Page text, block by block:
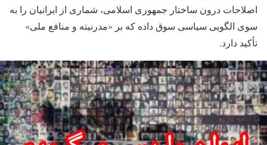
اصلاحات درون ساختار جمهوری اسلامی، شماری از ایرانیان را به
سوی الگویی سیاسی سوق داده که بر «مدرنیته و منافع ملی»
تأکید دارد.